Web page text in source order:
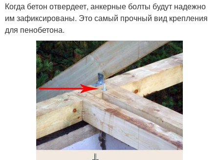
Когда бетон отвердеет, анкерные болты будут надежно
им зафиксированы. Это самый прочный вид крепления
для пенобетона.